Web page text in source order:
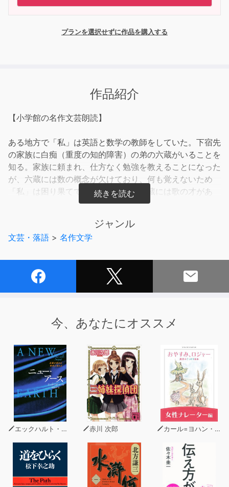
プランを選択せずに作品を購入する
作品紹介
【小学館の名作文芸朗読】
ある地方で「私」は英語と数学の教師をしていた。下宿先
の家族に白痴（重度の知的障害）の弟の六蔵がいることを
知る。家族に頼まれ、仕方なく勉強を教えることになった
が、六蔵には数の概念が欠けており、何も覚えないため
「私」は困り果ててしまう。しかし六蔵には歌の才があ
り、山の上にある天守台で歌う姿は天使を思わせるほどだ
と、天守台から落下して死んでいたのであった。
ジャンル
文芸・落語 > 名作文学
今、あなたにオススメ
エックハルト・トール 赤川 次郎 カール=ヨハン・エリーン